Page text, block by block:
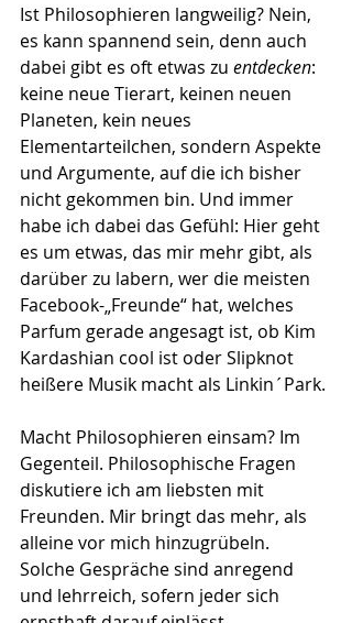
Ist Philosophieren langweilig? Nein,
es kann spannend sein, denn auch
dabei gibt es oft etwas zu entdecken:
keine neue Tierart, keinen neuen
Planeten, kein neues
Elementarteilchen, sondern Aspekte
und Argumente, auf die ich bisher
nicht gekommen bin. Und immer
habe ich dabei das Gefühl: Hier geht
es um etwas, das mir mehr gibt, als
darüber zu labern, wer die meisten
Facebook-„Freunde“ hat, welches
Parfum gerade angesagt ist, ob Kim
Kardashian cool ist oder Slipknot
heißere Musik macht als Linkin´Park.
Macht Philosophieren einsam? Im
Gegenteil. Philosophische Fragen
diskutiere ich am liebsten mit
Freunden. Mir bringt das mehr, als
alleine vor mich hinzugrübeln.
Solche Gespräche sind anregend
und lehrreich, sofern jeder sich